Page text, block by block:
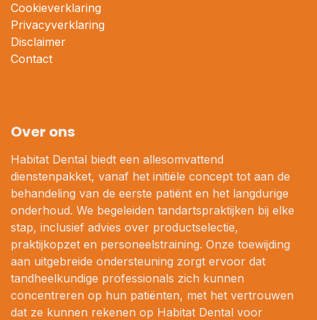
Cookieverklaring
Privacyverklaring
Disclaimer
Contact
Over ons
Habitat Dental biedt een allesomvattend
dienstenpakket, vanaf het initiële concept tot aan de
behandeling van de eerste patiënt en het langdurige
onderhoud. We begeleiden tandartspraktijken bij elke
stap, inclusief advies over productselectie,
praktijkopzet en personeelstraining. Onze toewijding
aan uitgebreide ondersteuning zorgt ervoor dat
tandheelkundige professionals zich kunnen
concentreren op hun patiënten, met het vertrouwen
dat ze kunnen rekenen op Habitat Dental voor